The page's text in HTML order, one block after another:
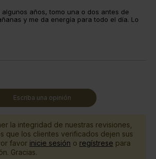
años, tomo una o dos antes de
y me da energía para todo el día. Lo
Escriba una opinión
la integridad de nuestras revisiones,
que los clientes verificados dejen sus
favor inicie sesión o regístrese para
Gracias.